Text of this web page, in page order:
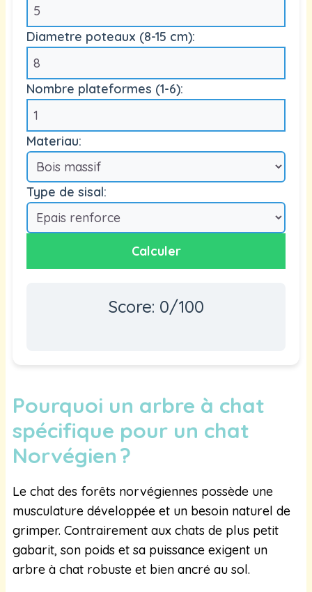
Diametre poteaux (8-15 cm):
Nombre plateformes (1-6):
Materiau:
Type de sisal:
Calculer
Score: 0/100
Pourquoi un arbre à chat
spécifique pour un chat
Norvégien ?
Le chat des forêts norvégiennes possède une
musculature développée et un besoin naturel de
grimper. Contrairement aux chats de plus petit
gabarit, son poids et sa puissance exigent un
arbre à chat robuste et bien ancré au sol.